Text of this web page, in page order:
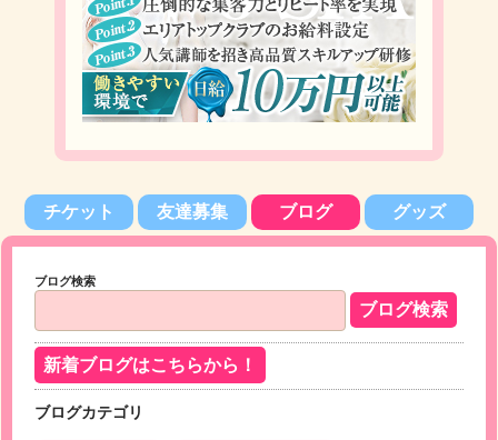
チケット 友達募集 ブログ グッズ
ブログ検索
新着ブログはこちらから！
ブログカテゴリ